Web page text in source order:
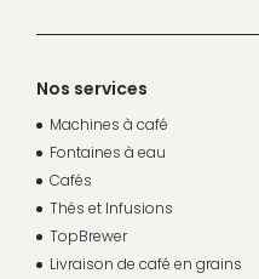
Nos services
Machines à café
Fontaines à eau
Cafés
Thés et Infusions
TopBrewer
Livraison de café en grains